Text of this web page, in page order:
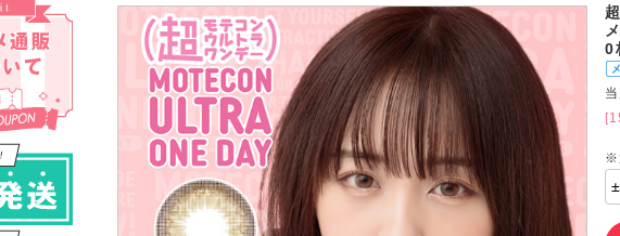
0